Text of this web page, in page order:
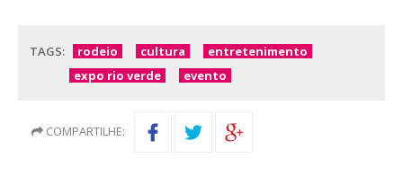
TAGS: rodeio cultura
entretenimento
expo rio verde
evento
COMPARTILHE: